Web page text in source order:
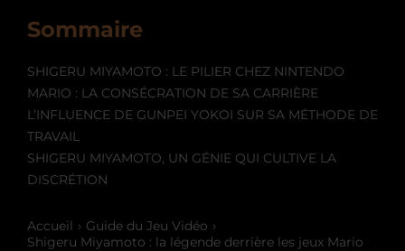
Sommaire
SHIGERU MIYAMOTO : LE PILIER CHEZ NINTENDO
MARIO : LA CONSÉCRATION DE SA CARRIÈRE
L’INFLUENCE DE GUNPEI YOKOI SUR SA MÉTHODE DE
TRAVAIL
SHIGERU MIYAMOTO, UN GÉNIE QUI CULTIVE LA
DISCRÉTION
Accueil
Guide du Jeu Vidéo
Shigeru Miyamoto : la légende derrière les jeux Mario